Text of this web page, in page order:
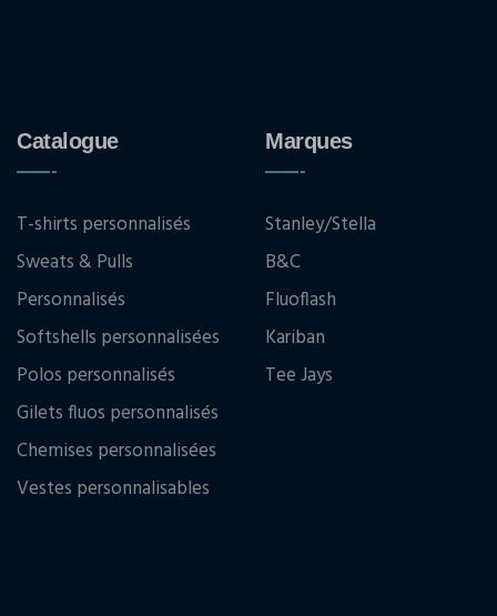
Catalogue
T-shirts personnalisés
Sweats & Pulls
Personnalisés
Softshells personnalisées
Polos personnalisés
Gilets fluos personnalisés
Chemises personnalisées
Vestes personnalisables
Marques
Stanley/Stella
B&C
Fluoflash
Kariban
Tee Jays